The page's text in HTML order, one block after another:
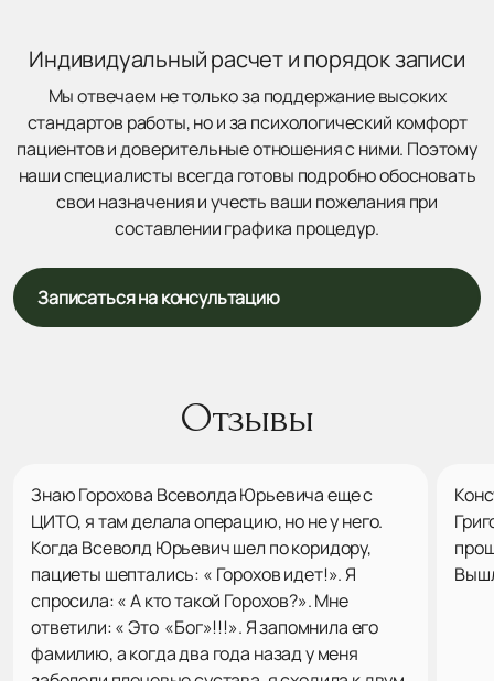
Индивидуальный расчет и порядок записи
Мы отвечаем не только за поддержание высоких
стандартов работы, но и за психологический комфорт
пациентов и доверительные отношения с ними. Поэтому
наши специалисты всегда готовы подробно обосновать
свои назначения и учесть ваши пожелания при
составлении графика процедур.
Записаться на консультацию
Отзывы
Знаю Горохова Всеволда Юрьевича еще с
ЦИТО, я там делала операцию, но не у него.
Когда Всеволд Юрьевич шел по коридору,
пациеты шептались: « Горохов идет!». Я
спросила: « А кто такой Горохов?». Мне
ответили: « Это «Бог»!!!». Я запомнила его
фамилию, а когда два года назад у меня